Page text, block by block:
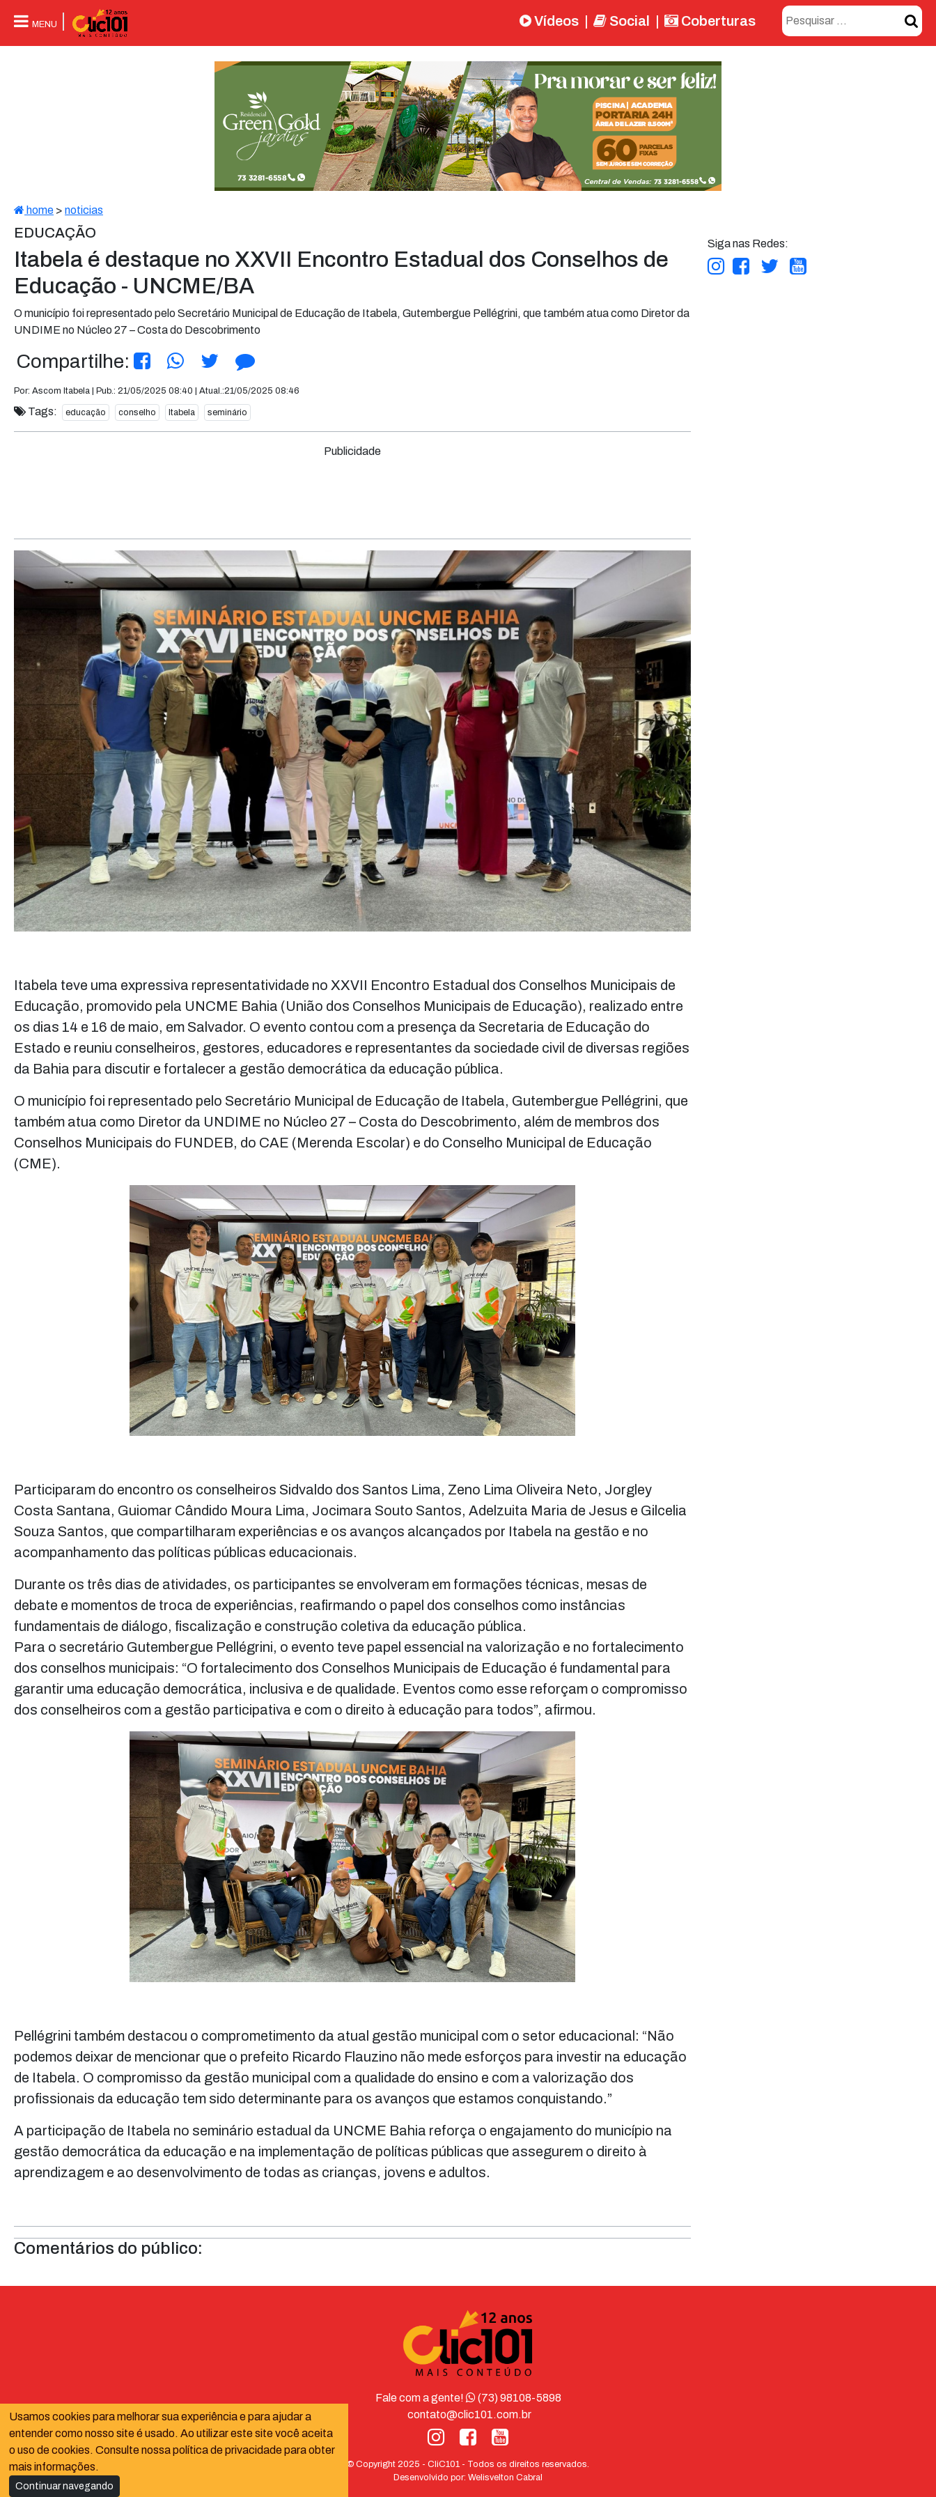
MENU Vídeos Social Coberturas
home > noticias
EDUCAÇÃO
Itabela é destaque no XXVII Encontro Estadual dos Conselhos de
Educação - UNCME/BA
O município foi representado pelo Secretário Municipal de Educação de Itabela, Gutembergue Pellégrini, que também atua como Diretor da
UNDIME no Núcleo 27 – Costa do Descobrimento
Compartilhe:
Por: Ascom Itabela | Pub.: 21/05/2025 08:40 | Atual.:21/05/2025 08:46
Tags: educação conselho Itabela seminário
Publicidade
Itabela teve uma expressiva representatividade no XXVII Encontro Estadual dos Conselhos Municipais de
Educação, promovido pela UNCME Bahia (União dos Conselhos Municipais de Educação), realizado entre
os dias 14 e 16 de maio, em Salvador. O evento contou com a presença da Secretaria de Educação do
Estado e reuniu conselheiros, gestores, educadores e representantes da sociedade civil de diversas regiões
da Bahia para discutir e fortalecer a gestão democrática da educação pública.
O município foi representado pelo Secretário Municipal de Educação de Itabela, Gutembergue Pellégrini, que
também atua como Diretor da UNDIME no Núcleo 27 – Costa do Descobrimento, além de membros dos
Conselhos Municipais do FUNDEB, do CAE (Merenda Escolar) e do Conselho Municipal de Educação
(CME).
Participaram do encontro os conselheiros Sidvaldo dos Santos Lima, Zeno Lima Oliveira Neto, Jorgley
Costa Santana, Guiomar Cândido Moura Lima, Jocimara Souto Santos, Adelzuita Maria de Jesus e Gilcelia
Souza Santos, que compartilharam experiências e os avanços alcançados por Itabela na gestão e no
acompanhamento das políticas públicas educacionais.
Durante os três dias de atividades, os participantes se envolveram em formações técnicas, mesas de
debate e momentos de troca de experiências, reafirmando o papel dos conselhos como instâncias
fundamentais de diálogo, fiscalização e construção coletiva da educação pública.
Para o secretário Gutembergue Pellégrini, o evento teve papel essencial na valorização e no fortalecimento
dos conselhos municipais: “O fortalecimento dos Conselhos Municipais de Educação é fundamental para
garantir uma educação democrática, inclusiva e de qualidade. Eventos como esse reforçam o compromisso
dos conselheiros com a gestão participativa e com o direito à educação para todos”, afirmou.
Pellégrini também destacou o comprometimento da atual gestão municipal com o setor educacional: “Não
podemos deixar de mencionar que o prefeito Ricardo Flauzino não mede esforços para investir na educação
de Itabela. O compromisso da gestão municipal com a qualidade do ensino e com a valorização dos
profissionais da educação tem sido determinante para os avanços que estamos conquistando.”
A participação de Itabela no seminário estadual da UNCME Bahia reforça o engajamento do município na
gestão democrática da educação e na implementação de políticas públicas que assegurem o direito à
aprendizagem e ao desenvolvimento de todas as crianças, jovens e adultos.
Comentários do público:
Siga nas Redes:
Fale com a gente!
(73) 98108-5898
contato@clic101.com.br
© Copyright 2025 - CliC101 - Todos os direitos reservados.
Desenvolvido por: Welisvelton Cabral
Usamos cookies para melhorar sua experiência e para ajudar a
entender como nosso site é usado. Ao utilizar este site você aceita
o uso de cookies. Consulte nossa política de privacidade para obter
mais informações.
Continuar navegando